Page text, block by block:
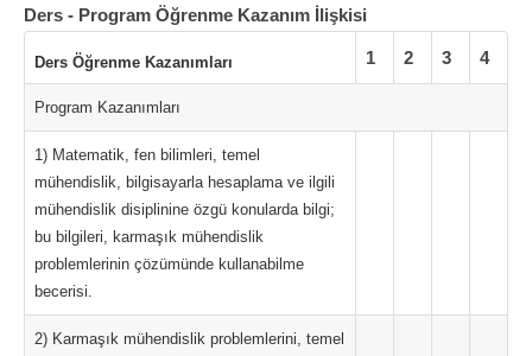
Ders - Program Öğrenme Kazanım İlişkisi
Ders Öğrenme Kazanımları 1 2 3 4
Program Kazanımları
1) Matematik, fen bilimleri, temel
mühendislik, bilgisayarla hesaplama ve ilgili
mühendislik disiplinine özgü konularda bilgi;
bu bilgileri, karmaşık mühendislik
problemlerinin çözümünde kullanabilme
becerisi.
2) Karmaşık mühendislik problemlerini, temel